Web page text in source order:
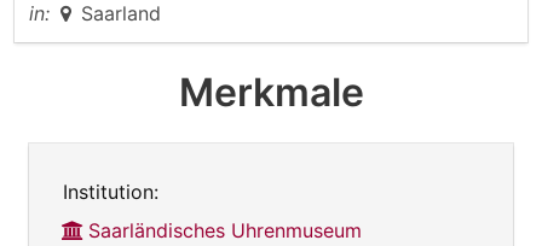
in:
Saarland
Merkmale
Institution:
Saarländisches Uhrenmuseum